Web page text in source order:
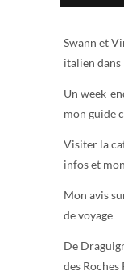
Swann et
italien dans
Un week-
mon guide
Visiter la
infos et
Mon avis
de voyage
De
des Roches